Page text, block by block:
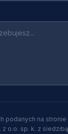
podanych na
z o.o. sp. k. z